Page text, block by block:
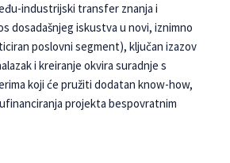
industrijski transfer znanja i
dosadašnjeg iskustva u novi, iznimno
poslovni segment), ključan izazov
i kreiranje okvira suradnje s
koji će pružiti dodatan know-how,
projekta bespovratnim